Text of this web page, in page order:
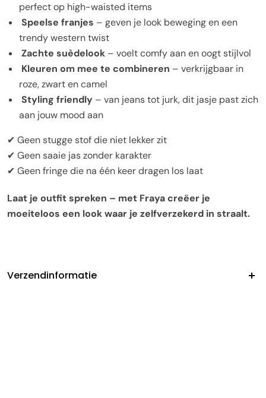
perfect op high-waisted items
Speelse franjes – geven je look beweging en een
trendy western twist
Zachte suèdelook – voelt comfy aan en oogt stijlvol
Kleuren om mee te combineren – verkrijgbaar in
roze, zwart en camel
Styling friendly – van jeans tot jurk, dit jasje past zich
aan jouw mood aan
✔ Geen stugge stof die niet lekker zit
✔ Geen saaie jas zonder karakter
✔ Geen fringe die na één keer dragen los laat
Laat je outfit spreken – met Fraya creëer je
moeiteloos een look waar je zelfverzekerd in straalt.
Verzendinformatie